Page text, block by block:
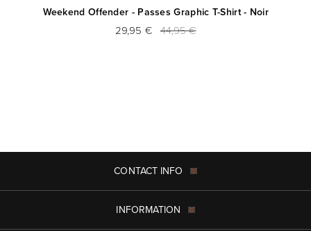
Weekend Offender - Passes Graphic T-Shirt - Noir
29,95 € 44,95 €
CONTACT INFO
INFORMATION